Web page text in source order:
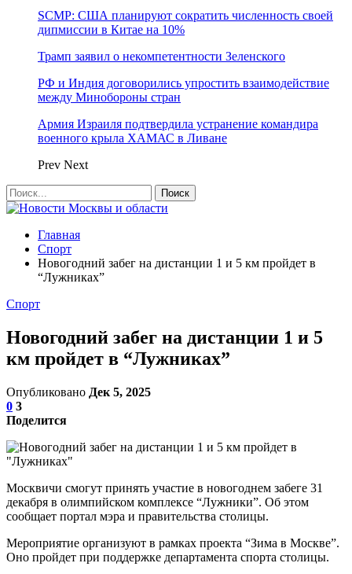
SCMP: США планируют сократить численность своей
дипмиссии в Китае на 10%
Трамп заявил о некомпетентности Зеленского
РФ и Индия договорились упростить взаимодействие
между Минобороны стран
Армия Израиля подтвердила устранение командира
военного крыла ХАМАС в Ливане
Prev Next
Главная
Спорт
Новогодний забег на дистанции 1 и 5 км пройдет в
“Лужниках”
Спорт
Новогодний забег на дистанции 1 и 5
км пройдет в “Лужниках”
Опубликовано Дек 5, 2025
0 3
Поделится
Москвичи смогут принять участие в новогоднем забеге 31
декабря в олимпийском комплексе “Лужники”. Об этом
сообщает портал мэра и правительства столицы.
Мероприятие организуют в рамках проекта “Зима в Москве”.
Оно пройдет при поддержке департамента спорта столицы.